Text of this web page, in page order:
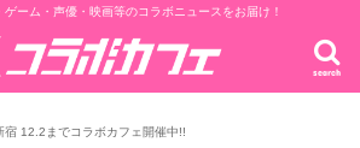
ーム・声優・映画等のコラボニュースをお届け！
search
12.2までコラボカフェ開催中!!